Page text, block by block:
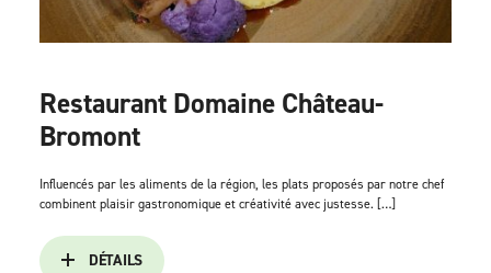
Restaurant Domaine Château-
Bromont
Influencés par les aliments de la région, les plats proposés par notre chef
combinent plaisir gastronomique et créativité avec justesse. […]
DÉTAILS